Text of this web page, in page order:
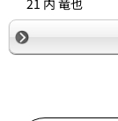
21 内 竜也